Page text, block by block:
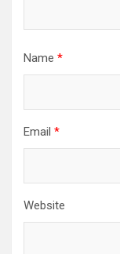
Name *
Email *
Website